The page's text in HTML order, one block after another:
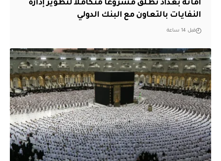
أمانة بغداد تطلق مشروعاً متكاملاً لتطوير إدارة
النفايات بالتعاون مع البنك الدولي
قبل 14 ساعة